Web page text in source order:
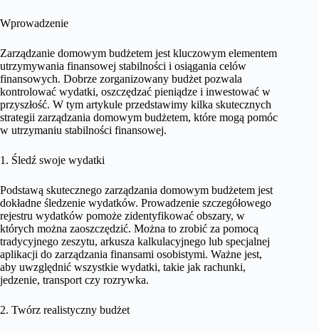
Wprowadzenie
Zarządzanie domowym budżetem jest kluczowym elementem
utrzymywania finansowej stabilności i osiągania celów
finansowych. Dobrze zorganizowany budżet pozwala
kontrolować wydatki, oszczędzać pieniądze i inwestować w
przyszłość. W tym artykule przedstawimy kilka skutecznych
strategii zarządzania domowym budżetem, które mogą pomóc
w utrzymaniu stabilności finansowej.
1. Śledź swoje wydatki
Podstawą skutecznego zarządzania domowym budżetem jest
dokładne śledzenie wydatków. Prowadzenie szczegółowego
rejestru wydatków pomoże zidentyfikować obszary, w
których można zaoszczędzić. Można to zrobić za pomocą
tradycyjnego zeszytu, arkusza kalkulacyjnego lub specjalnej
aplikacji do zarządzania finansami osobistymi. Ważne jest,
aby uwzględnić wszystkie wydatki, takie jak rachunki,
jedzenie, transport czy rozrywka.
2. Twórz realistyczny budżet